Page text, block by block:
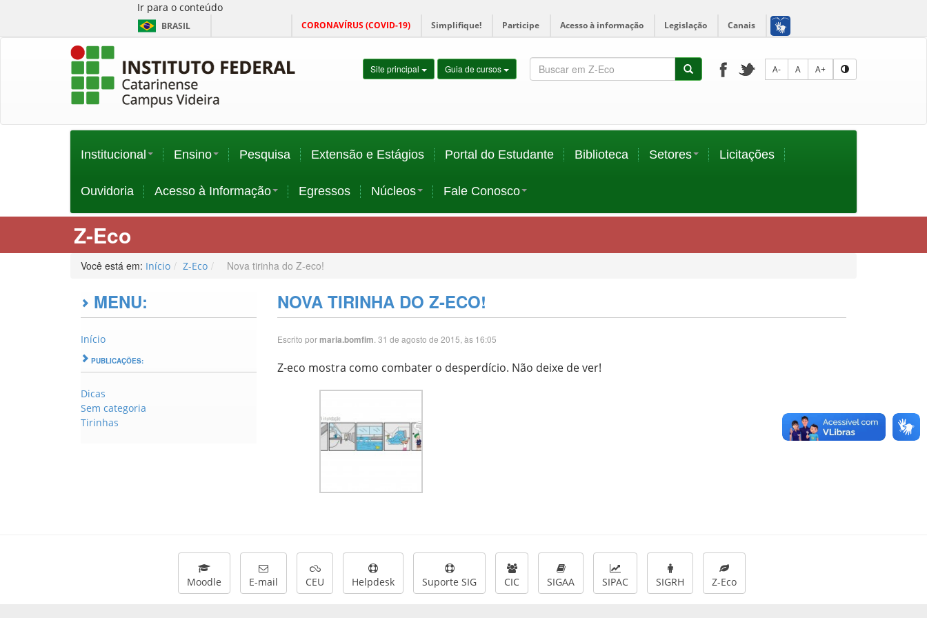
Ir para o conteúdo
BRASIL CORONAVÍRUS (COVID-19) Simplifique! Participe Acesso à informação Legislação Canais
Site principal Guia de cursos A- A A+
Institucional Ensino Pesquisa Extensão e Estágios Portal do Estudante Biblioteca Setores Licitações
Ouvidoria Acesso à Informação Egressos Núcleos Fale Conosco
Z-Eco
Você está em: Início Z-Eco Nova tirinha do Z-eco!
MENU:
Início
PUBLICAÇÕES:
Dicas
Sem categoria
Tirinhas
NOVA TIRINHA DO Z-ECO!
Escrito pormaria.bomfim . 31 de agosto de 2015, às 16:05
Z-eco mostra como combater o desperdício. Não deixe de ver!
Moodle E-mail CEU Helpdesk Suporte SIG CIC SIGAA SIPAC SIGRH Z-Eco